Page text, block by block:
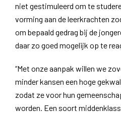
niet gestimuleerd om te
vorming aan de leerkrachten
om bepaald gedrag bij de
daar zo goed mogelijk op te
“Met onze aanpak willen we
minder kansen een hoge
zodat ze voor hun
worden. Een soort